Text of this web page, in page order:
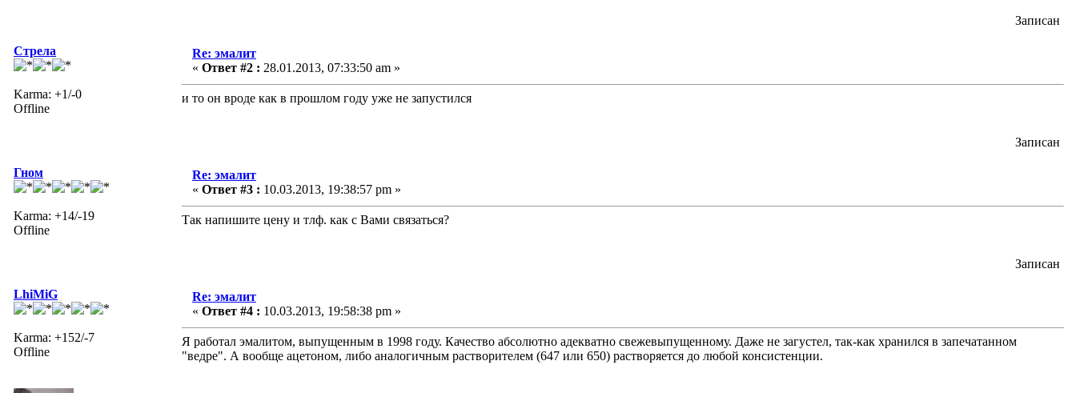
Записан
Стрела
Karma: +1/-0
Offline
Re: эмалит
« Ответ #2 : 28.01.2013, 07:33:50 am »
и то он вроде как в прошлом году уже не запустился
Записан
Гном
Karma: +14/-19
Offline
Re: эмалит
« Ответ #3 : 10.03.2013, 19:38:57 pm »
Так напишите цену и тлф. как с Вами связаться?
Записан
LhiMiG
Karma: +152/-7
Offline
Re: эмалит
« Ответ #4 : 10.03.2013, 19:58:38 pm »
Я работал эмалитом, выпущенным в 1998 году. Качество абсолютно адекватно свежевыпущенному. Даже не загустел, так-как хранился в запечатанном
"ведре". А вообще ацетоном, либо аналогичным растворителем (647 или 650) растворяется до любой консистенции.